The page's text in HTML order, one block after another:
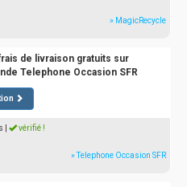
» MagicRecycle
de livraison gratuits sur
Telephone Occasion SFR
vérifié !
» Telephone Occasion SFR